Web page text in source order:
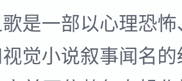
是一部以心理恐
觉小说叙事闻名的